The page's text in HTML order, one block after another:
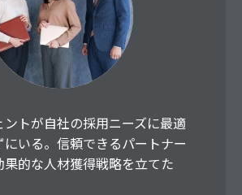
ントが自社の採用ニーズに最適
いる。信頼できるパートナー
果的な人材獲得戦略を立てた